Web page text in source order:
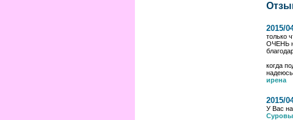
2015/
только
ОЧЕНЬ
когда
ирена
2015/
У Вас